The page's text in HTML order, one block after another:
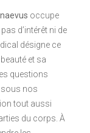
naevus occupe
d’intérêt ni de
désigne ce
et sa
questions
sous nos
tout aussi
du corps. À